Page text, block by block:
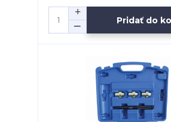
Pridať do